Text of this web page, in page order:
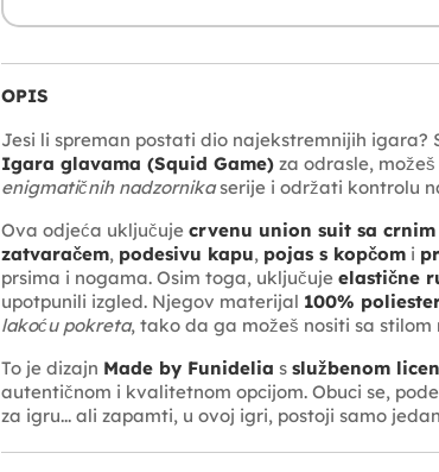
OPIS
Jesi li spreman postati dio najekstremnijih igara?
Igara glavama (Squid Game)za odrasle,
enigmatičnih nadzornikaserije i održati kontrolu
Ova odjeća uključuje crvenu union suit sa
zatvaračem, podesivu kapu, pojas s kopčomi
prsima i nogama. Osim toga, uključuje elastične
upotpunili izgled. Njegov materijal 100%
lakoću pokreta, tako da ga možeš nositi sa stilom
To je dizajn Made by Funidelia s službenom
autentičnom i kvalitetnom opcijom. Obuci se,
za igru... ali zapamti, u ovoj igri, postoji samo